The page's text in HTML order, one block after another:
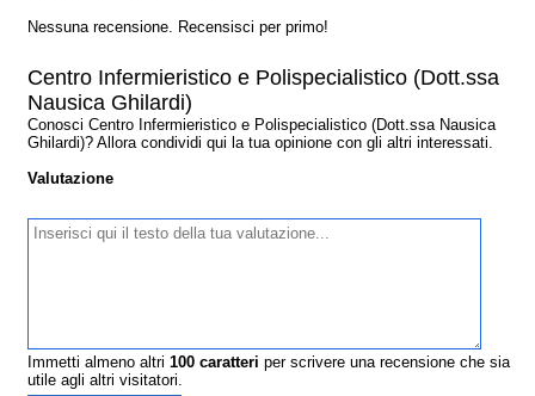
Nessuna recensione. Recensisci per primo!
Centro Infermieristico e Polispecialistico (Dott.ssa
Nausica Ghilardi)
Conosci Centro Infermieristico e Polispecialistico (Dott.ssa Nausica
Ghilardi)? Allora condividi qui la tua opinione con gli altri interessati.
Valutazione
Immetti almeno altri100 caratteri per scrivere una recensione che sia
utile agli altri visitatori.